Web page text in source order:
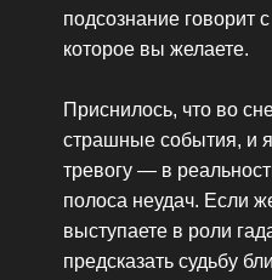
подсознание говорит
которое вы желаете.
Приснилось, что во
страшные события, и
тревогу — в
полоса неудач. Если
выступаете в роли
предсказать судьбу